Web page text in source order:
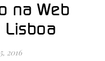
na Web
Lisboa
2016